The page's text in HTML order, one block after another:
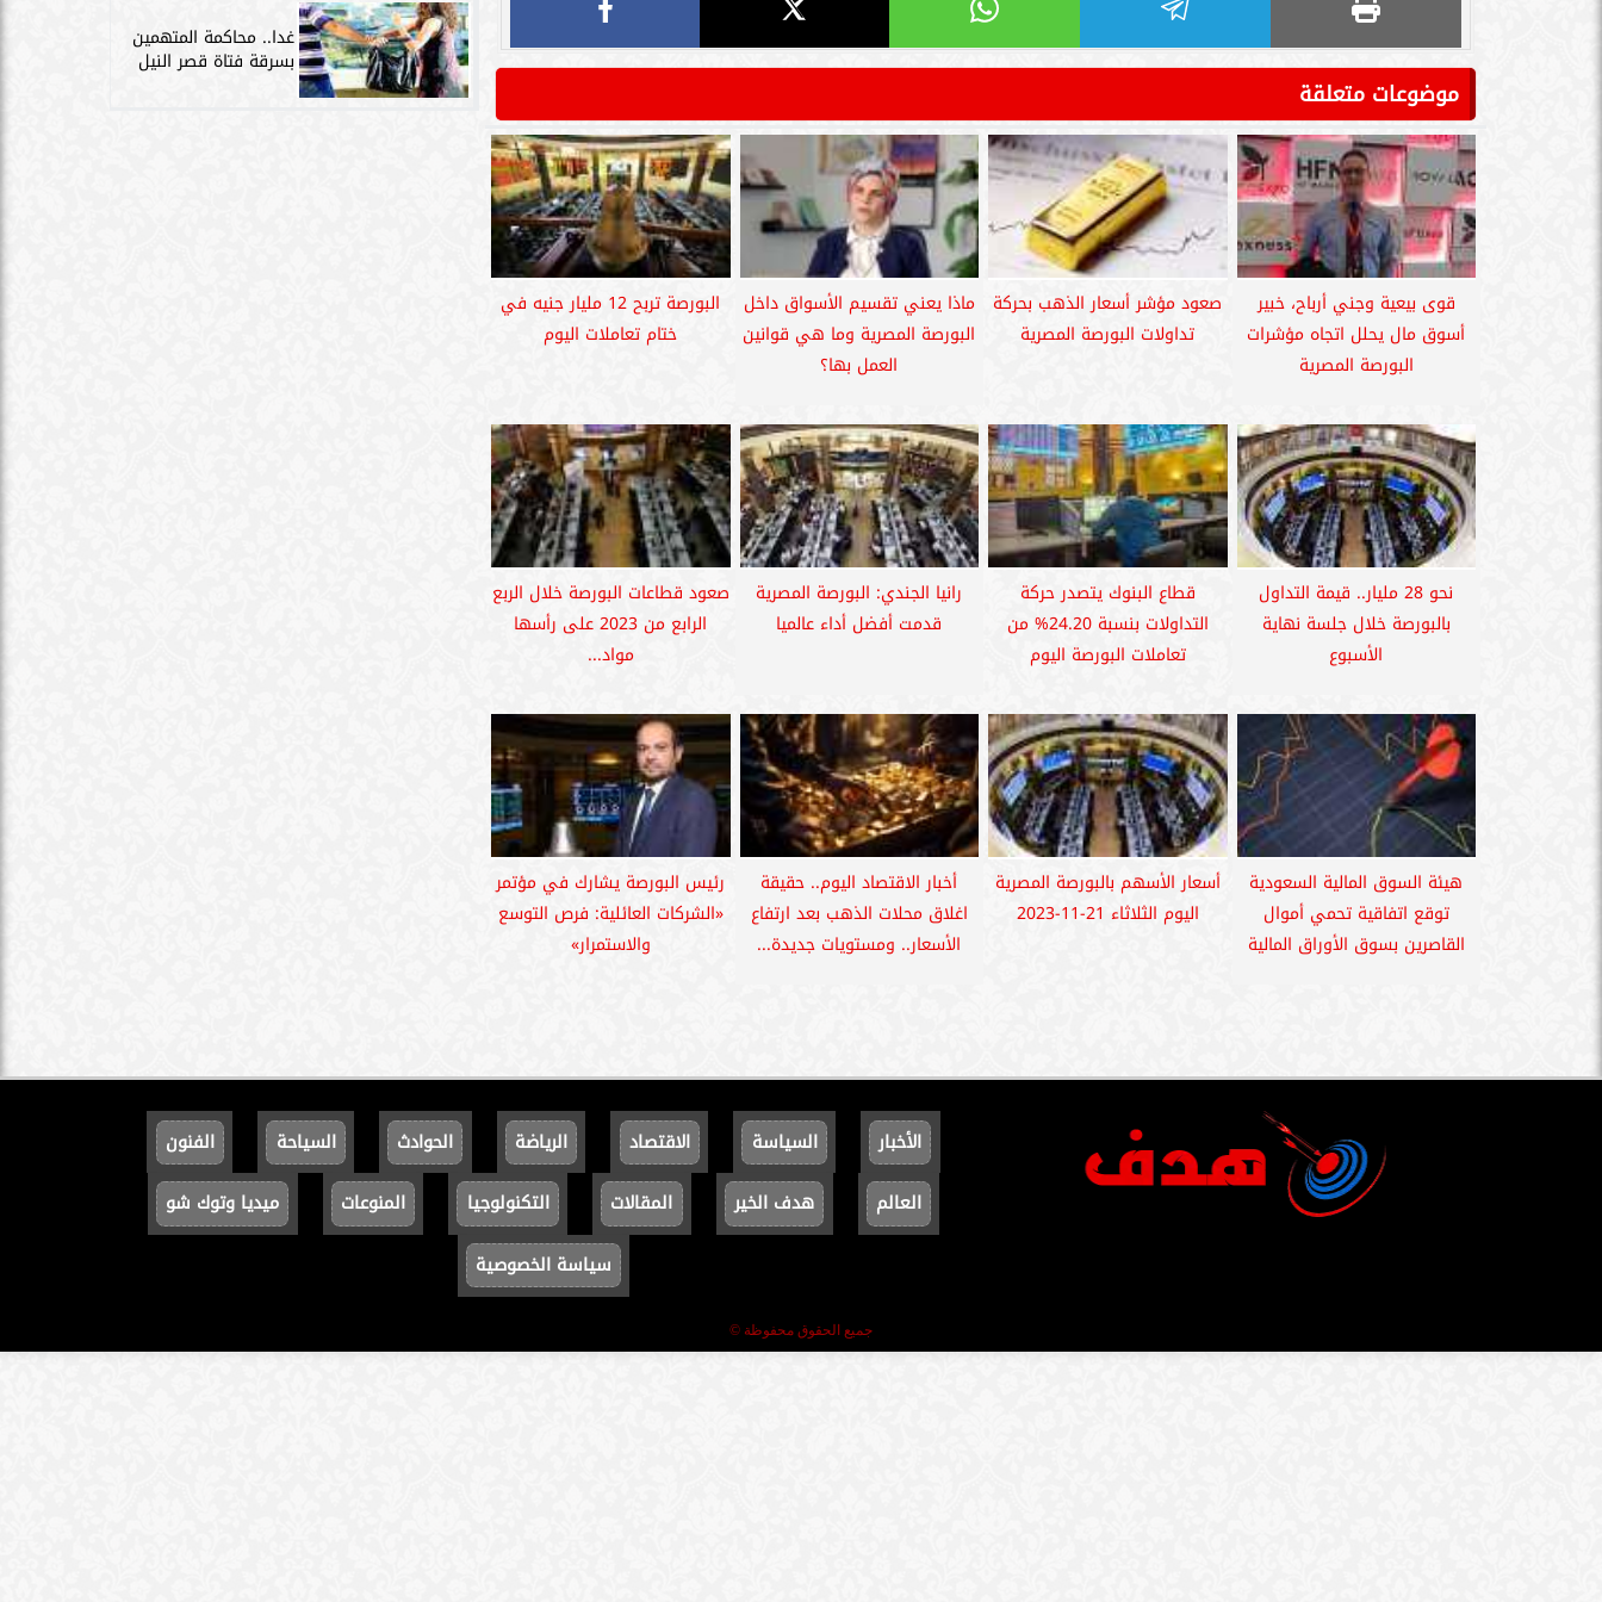
موضوعات متعلقة
قوى بيعية وجني أرباح، خبير
أسوق مال يحلل اتجاه مؤشرات
البورصة المصرية
صعود مؤشر أسعار الذهب بحركة
تداولات البورصة المصرية
ماذا يعني تقسيم الأسواق داخل
البورصة المصرية وما هي قوانين
العمل بها؟
البورصة تربح 12 مليار جنيه في
ختام تعاملات اليوم
نحو 28 مليار.. قيمة التداول
بالبورصة خلال جلسة نهاية
الأسبوع
قطاع البنوك يتصدر حركة
التداولات بنسبة 24.20% من
تعاملات البورصة اليوم
رانيا الجندي: البورصة المصرية
قدمت أفضل أداء عالميا
صعود قطاعات البورصة خلال الربع
الرابع من 2023 على رأسها
مواد...
هيئة السوق المالية السعودية
توقع اتفاقية تحمي أموال
القاصرين بسوق الأوراق المالية
أسعار الأسهم بالبورصة المصرية
اليوم الثلاثاء 21-11-2023
أخبار الاقتصاد اليوم.. حقيقة
اغلاق محلات الذهب بعد ارتفاع
الأسعار.. ومستويات جديدة...
رئيس البورصة يشارك في مؤتمر
«الشركات العائلية: فرص التوسع
والاستمرار»
غدا.. محاكمة المتهمين
بسرقة فتاة قصر النيل
الأخبار السياسة الاقتصاد الرياضة الحوادث السياحة
الفنون
العالم
هدف الخير المقالات التكنولوجيا المنوعات
ميديا وتوك شو
سياسة الخصوصية
جميع الحقوق محفوظة ©